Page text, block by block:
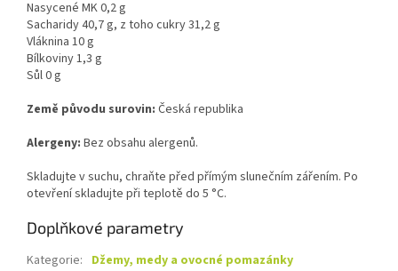
Nasycené MK 0,2 g
Sacharidy 40,7 g, z toho cukry 31,2 g
Vláknina 10 g
Bílkoviny 1,3 g
Sůl 0 g
Země původu surovin: Česká republika
Alergeny: Bez obsahu alergenů.
Skladujte v suchu, chraňte před přímým slunečním zářením. Po
otevření skladujte při teplotě do 5 °C.
Doplňkové parametry
Kategorie: Džemy, medy a ovocné pomazánky